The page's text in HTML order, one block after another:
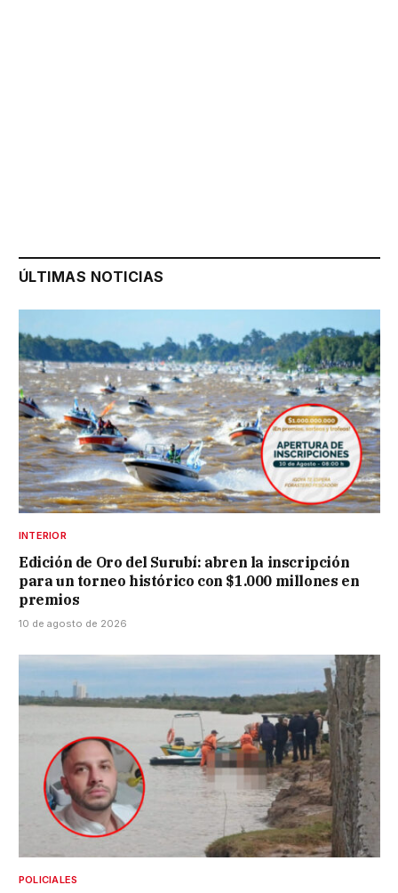
ÚLTIMAS NOTICIAS
INTERIOR
Edición de Oro del Surubí: abren la inscripción
para un torneo histórico con $1.000 millones en
premios
10 de agosto de 2026
POLICIALES